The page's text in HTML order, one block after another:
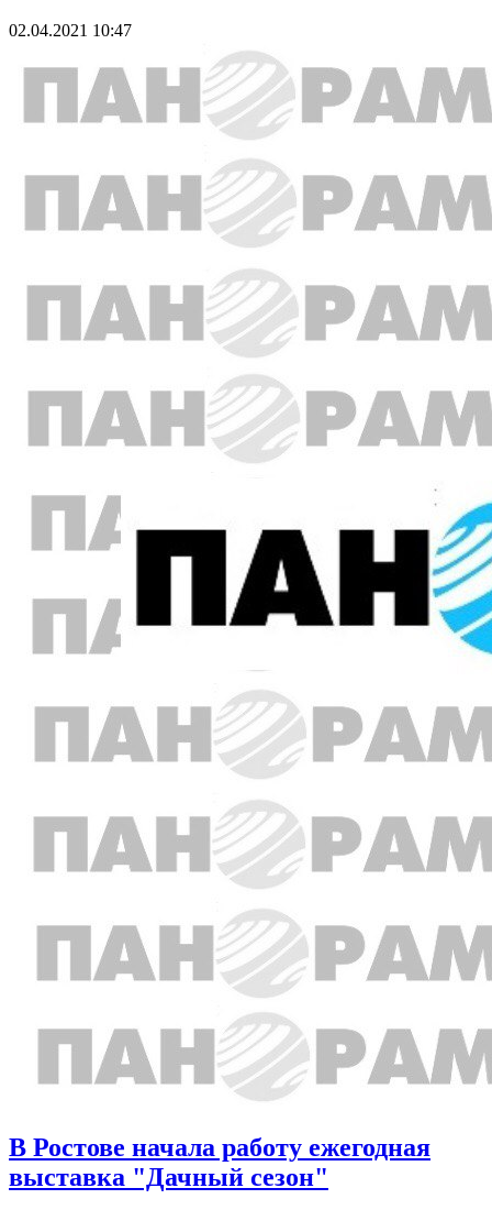
02.04.2021 10:47
В Ростове начала работу ежегодная
выставка "Дачный сезон"